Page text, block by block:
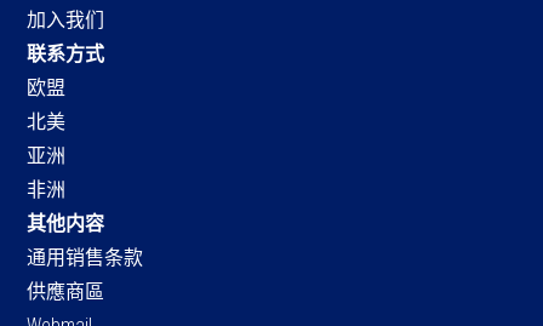
加入我们
联系方式
欧盟
北美
亚洲
非洲
其他内容
通用销售条款
供應商區